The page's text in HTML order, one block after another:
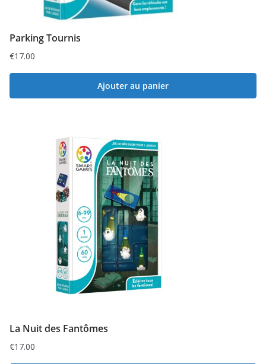
Parking Tournis
€17.00
Ajouter au panier
La Nuit des Fantômes
€17.00